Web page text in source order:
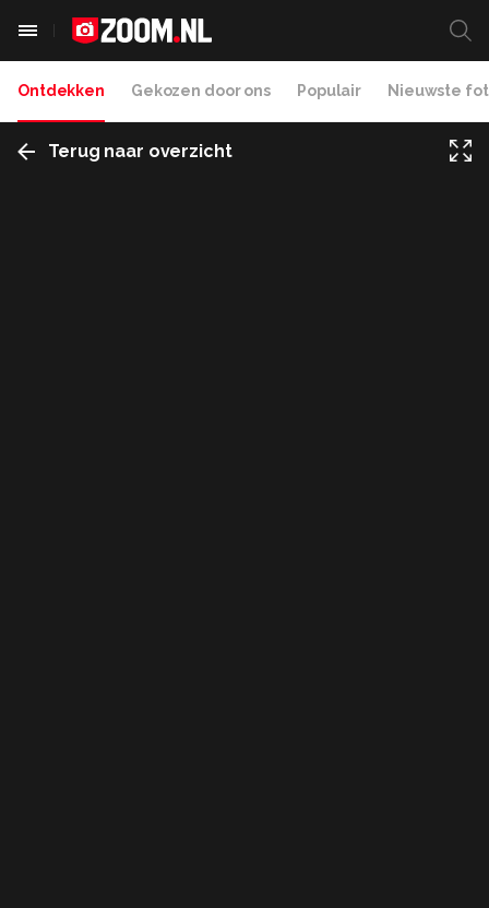
Ontdekken Gekozen door ons Populair Nieuwste
Terug naar overzicht